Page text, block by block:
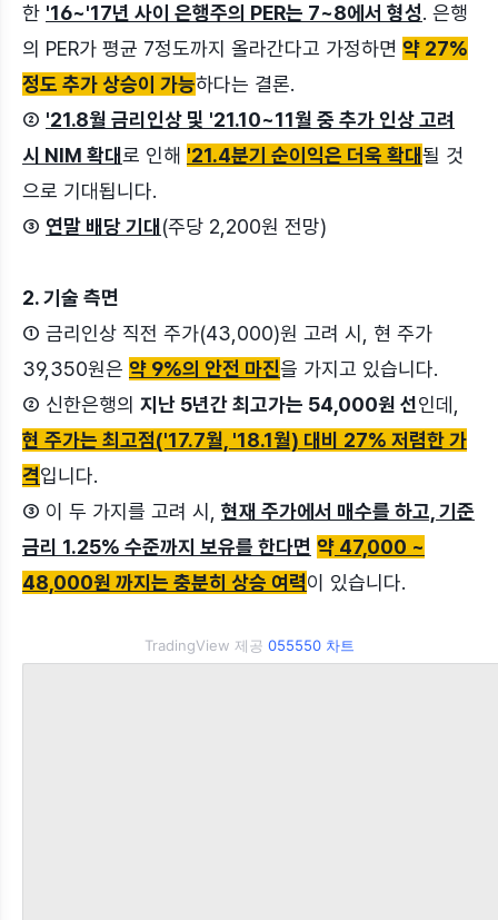
한 '16~'17년 사이 은행주의 PER는 7~8에서 형성. 은행
의 PER가 평균 7정도까지 올라간다고 가정하면 약 27%
정도 추가 상승이 가능하다는 결론.
② '21.8월 금리인상 및 '21.10~11월 중 추가 인상 고려
시 NIM 확대로 인해 '21.4분기 순이익은 더욱 확대될 것
으로 기대됩니다.
③ 연말 배당 기대 (주당 2,200원 전망)
2. 기술 측면
① 금리인상 직전 주가(43,000)원 고려 시, 현 주가
39,350원은 약 9%의 안전 마진을 가지고 있습니다.
② 신한은행의 지난 5년간 최고가는 54,000원 선인데,
현 주가는 최고점('17.7월, '18.1월) 대비 27% 저렴한 가
격입니다.
③ 이 두 가지를 고려 시, 현재 주가에서 매수를 하고, 기준
금리 1.25% 수준까지 보유를 한다면 약 47,000 ~
48,000원 까지는 충분히 상승 여력이 있습니다.
TradingView 제공 055550 차트